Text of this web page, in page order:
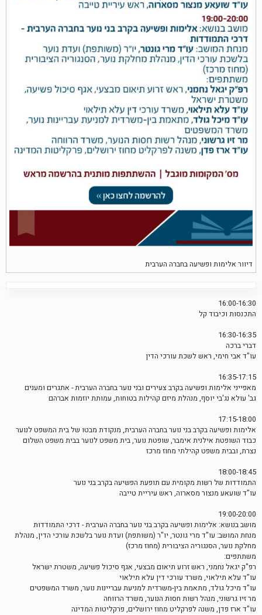
דיוור אלימות ופשיעה בחברה הערבית
16:00-16:30
התכנסות וכיבוד קל
16:30-16:35
דברי ברכה
עו"ד אבי חימי, ראש לשכת עורכי הדין
16:35-17:15
מאפייני אלימות ופשיעה בקרב צעירים ובני נוער בחברה הערבית - אתגרים ומענים
גב' עולא נג'בי יוסף, מנהלת מיזם קהילות בטוחות, עמותת יוזמות אברהם
17:15-18:00
אלימות ופשיעה בקרב בני נוער בחברה הערבית, מנקודת מבטו של בית המשפט לנוער
כבוד השופטת אילנית אימבר, שופטת נוער, בית משפט לנוער בבית משפט השלום
נצרת, ובבית משפט קהילתי מחוז מרכז
18:00-18:45
התמודדות של רשות מקומית עם תופעת הפשיעה בקרב בני נוער
עו"ד שועאע מנצור מסארוה, ראש עיריית טייבה
19:00-20:00
מושב בנושא: אלימות ופשיעה בקרב בני נוער בחברה הערבית - דרכי התמודדות
מנחת המושב: עו"ד מרי גונטר, יו"ר (משותפת) ועדת נוער בלשכת עורכי הדין, מנהלת
מחלקת נוער, הסנגוריה הציבורית (מחוז מרכז)
משתתפים:
רפ"ק יגאל נחמני, ראש זרוע תיאום מבצעי, אגף סיכול פשיעה, משטרת ישראל
עו"ד עלא תילאוי, משרד עורכי דין עלא תילאוי
עו"ד מיכל גולד, מתאמת בין-משרדית למניעת עבריינות נוער, משרד המשפטים
מר זיו גרשוני, מנהל רשות חסות הנוער, משרד הרווחה ‏
עו"ד ארז פדן, משנה לפרקליט מחוז ירושלים, פרקליטות המדינה